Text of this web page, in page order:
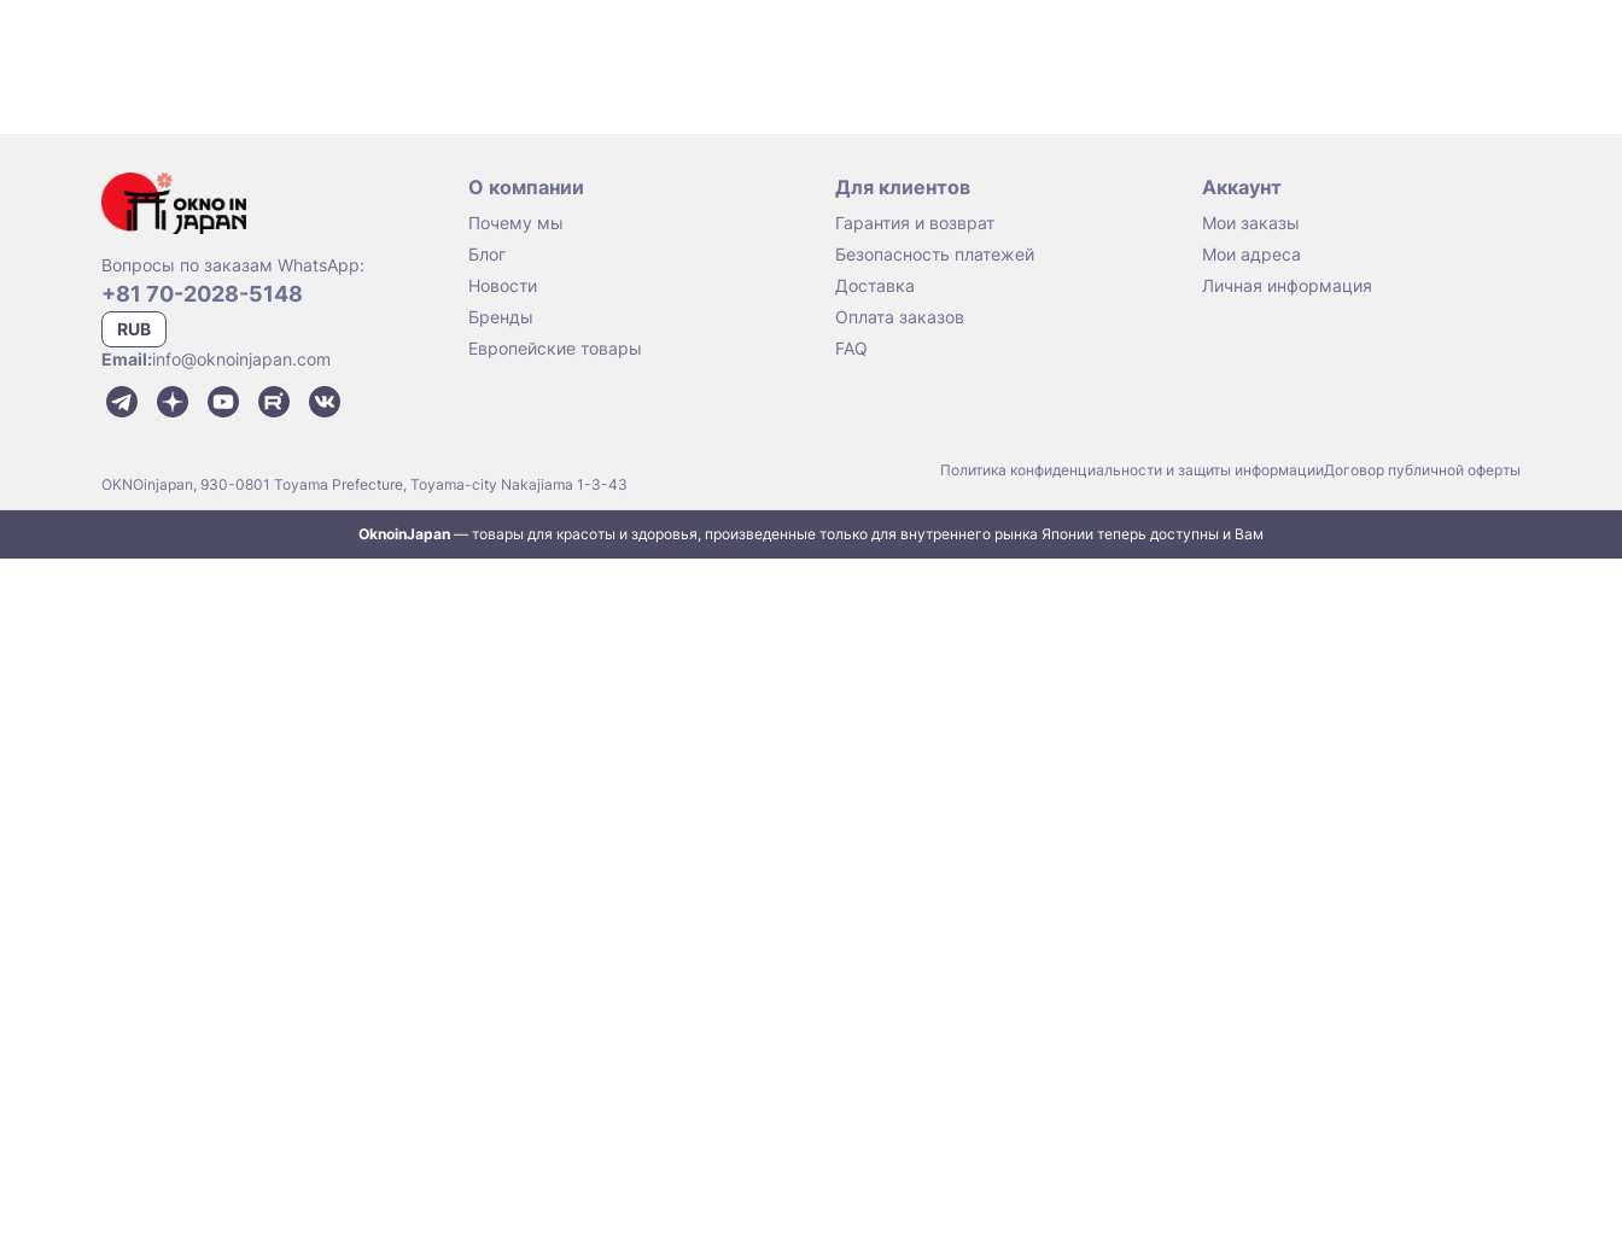
Вопросы по заказам WhatsApp:
+81 70-2028-5148
RUB
Email:info@oknoinjapan.com
О компании
Почему мы
Блог
Новости
Бренды
Европейские товары
Для клиентов
Гарантия и возврат
Безопасность платежей
Доставка
Оплата заказов
FAQ
Аккаунт
Мои заказы
Мои адреса
Личная информация
OKNOinjapan, 930-0801 Toyama Prefecture, Toyama-city Nakajiama 1-3-43
Политика конфиденциальности и защиты информацииДоговор публичной оферты
OknoinJapan — товары для красоты и здоровья, произведенные только для внутреннего рынка Японии теперь доступны и Вам